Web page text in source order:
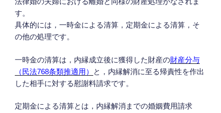
す。
具体的には，一時金による清算，定期金による清算，そ
の他の処理です。
一時金の清算は，内縁成立後に獲得した財産の財産分与
（民法768条類推適用）
と，内縁解消に至る帰責性を作出
した相手に対する慰謝料請求です。
定期金による清算とは，内縁解消までの婚姻費用請求